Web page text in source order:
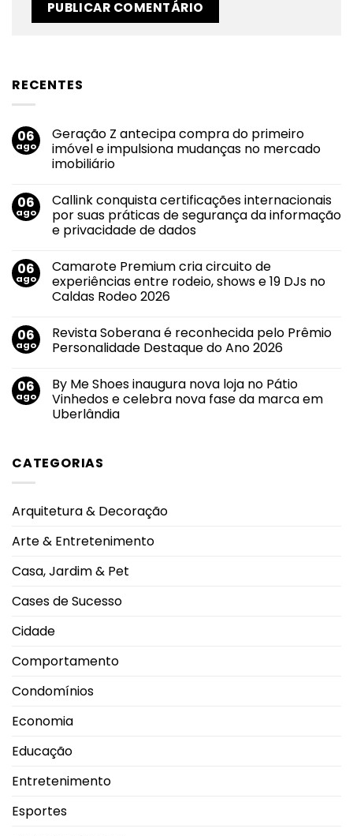
RECENTES
06
ago
Geração Z antecipa compra do primeiro
imóvel e impulsiona mudanças no mercado
imobiliário
em
Geração
Z
antecipa
compra
primeiro
imóvel
e
impulsiona
mudanças
imobiliário
06
ago
Callink conquista certificações internacionais
por suas práticas de segurança da informação
e privacidade de dados
em
Callink
conquista
certificações
suas
práticas
de
informação
e
privacidade
de
dados
06
ago
Camarote Premium cria circuito de
experiências entre rodeio, shows e 19 DJs no
Caldas Rodeo 2026
em
Camarote
Premium
de
experiências
entre
rodeio,
no
06
ago
Revista Soberana é reconhecida pelo Prêmio
Personalidade Destaque do Ano 2026
em
Revista
Soberana
é
Destaque
06
ago
By Me Shoes inaugura nova loja no Pátio
Vinhedos e celebra nova fase da marca em
Uberlândia
By
Me
loja
Vinhedos
nova
da
marca
CATEGORIAS
Arquitetura & Decoração
Arte & Entretenimento
Casa, Jardim & Pet
Cases de Sucesso
Cidade
Comportamento
Condomínios
Economia
Educação
Entretenimento
Esportes